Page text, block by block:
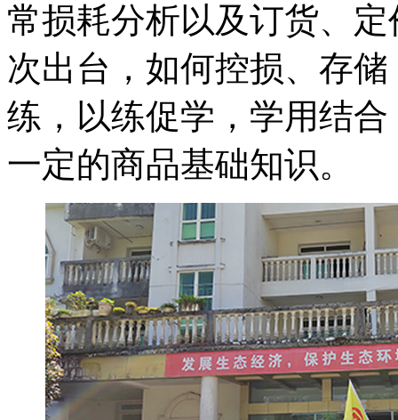
常损耗分析以及订货、
次出台，如何控损、存
练，以练促学，学用结
一定的商品基础知识。